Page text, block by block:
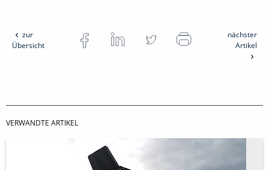
zur
Übersicht
nächster
Artikel
VERWANDTE ARTIKEL